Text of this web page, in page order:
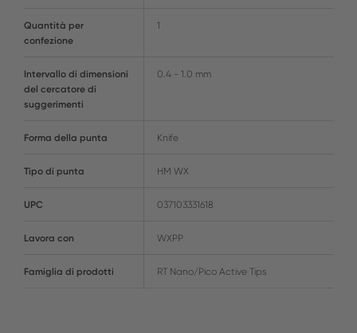
Quantità per
confezione
1
Intervallo di dimensioni
del cercatore di
suggerimenti
0.4 - 1.0 mm
Forma della punta Knife
Tipo di punta HM WX
UPC 037103331618
Lavora con WXPP
Famiglia di prodotti RT Nano/Pico Active Tips